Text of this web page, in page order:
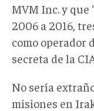
MVM Inc. y
2006 a 2016,
como operador
secreta de la
No sería
misiones en